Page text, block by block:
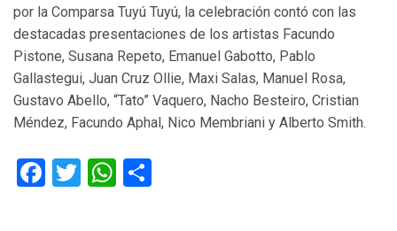
por la Comparsa Tuyú Tuyú, la celebración contó con las
destacadas presentaciones de los artistas Facundo
Pistone, Susana Repeto, Emanuel Gabotto, Pablo
Gallastegui, Juan Cruz Ollie, Maxi Salas, Manuel Rosa,
Gustavo Abello, “Tato” Vaquero, Nacho Besteiro, Cristian
Méndez, Facundo Aphal, Nico Membriani y Alberto Smith.
Facebook
TwitterWhatsApp